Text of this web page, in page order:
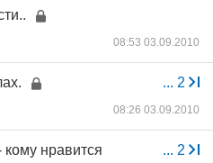
08:53 03.09.2010
... 2
08:26 03.09.2010
... 2
нравится